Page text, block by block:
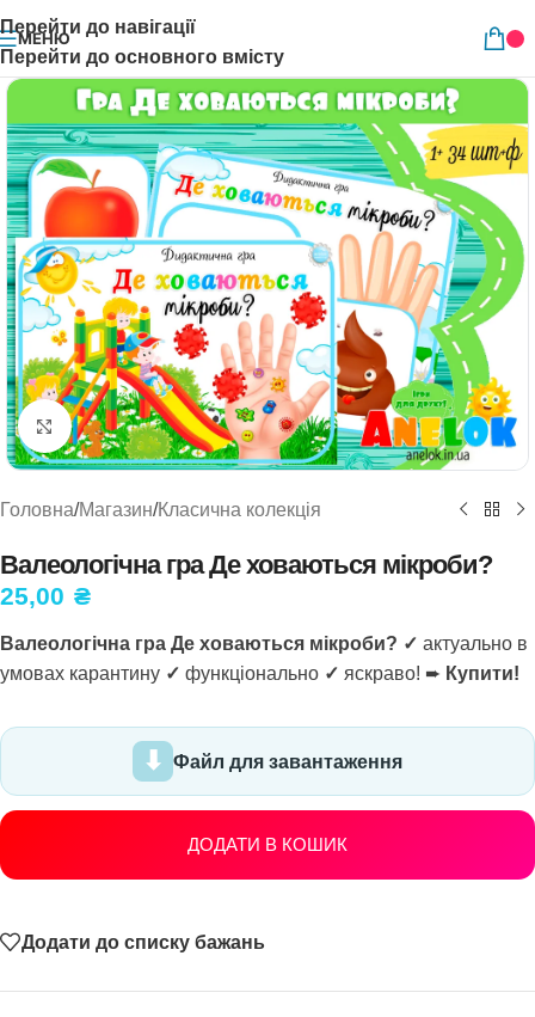
Перейти до навігації
Перейти до основного вмісту
МЕНЮ
Натисніть, щоб збільшити
Головна/Магазин/Класична колекція
Валеологічна гра Де ховаються мікроби?
25,00 ₴
Валеологічна гра Де ховаються мікроби? ✓ актуально в
умовах карантину ✓ функціонально ✓ яскраво! ➨ Купити!
Файл для завантаження
ДОДАТИ В КОШИК
Додати до списку бажань